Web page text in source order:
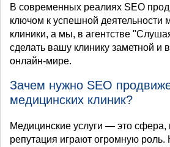
В современных реалиях SEO
ключом к успешной деятельности
клиники, а мы, в агентстве
сделать вашу клинику заметной и
онлайн-мире.
Зачем нужно SEO
медицинских клиник?
Медицинские услуги — это сфера,
репутация играют огромную роль.